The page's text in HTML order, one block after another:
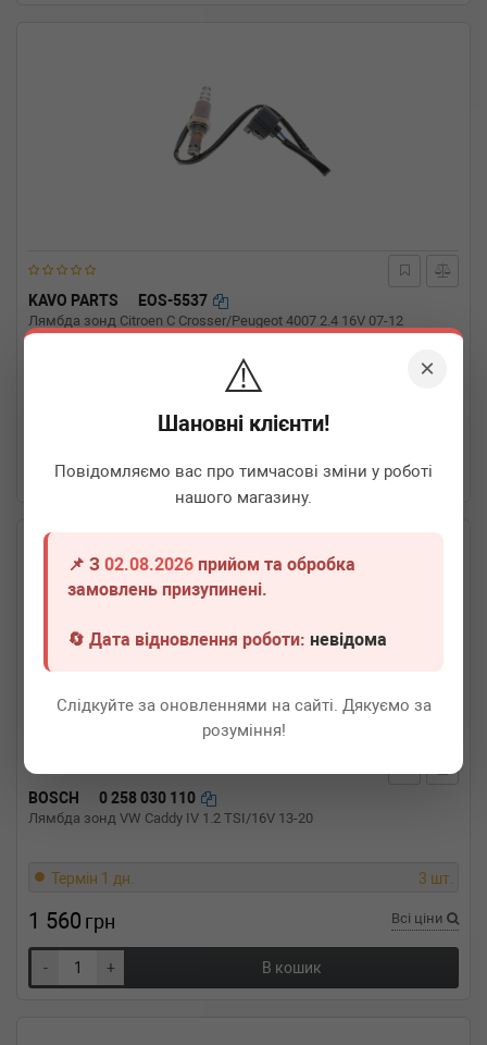
×
⚠️
Шановні клієнти!
Повідомляємо вас про тимчасові зміни у роботі
нашого магазину.
📌 З02.08.2026 прийом та обробка
замовлень призупинені.
🔄 Дата відновлення роботи:невідома
Слідкуйте за оновленнями на сайті. Дякуємо за
розуміння!
KAVO PARTS EOS-5537
Лямбда зонд Citroen C Crosser/Peugeot 4007 2.4 16V 07-12
+ В кошик
BOSCH 0 258 030 110
Лямбда зонд VW Caddy IV 1.2 TSI/16V 13-20
Термін 1 дн. 3 шт.
1 560 грн Всі ціни
- + В кошик